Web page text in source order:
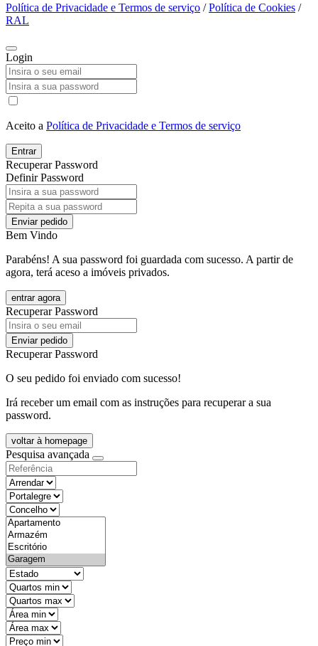
Política de Privacidade e Termos de serviço /Política de Cookies /
RAL
Login
Aceito a Política de Privacidade e Termos de serviço
Entrar
Recuperar Password
Definir Password
Enviar pedido
Bem Vindo
Parabéns! A sua password foi guardada com sucesso. A partir de
agora, terá aceso a imóveis privados.
entrar agora
Recuperar Password
Enviar pedido
Recuperar Password
O seu pedido foi enviado com sucesso!
Irá receber um email com as instruções para recuperar a sua
password.
voltar à homepage
Pesquisa avançada
objective
districtId
countyId
types
state
mintypo
maxtypo
minarea
maxarea
minprice